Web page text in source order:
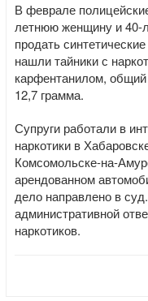
В феврале
летнюю женщину и 40-
продать
нашли тайники с
карфентанилом,
12,7 грамма.
Супруги работали в
наркотики в
Комсомольске-на-
арендованном
дело направлено в
административной
наркотиков.